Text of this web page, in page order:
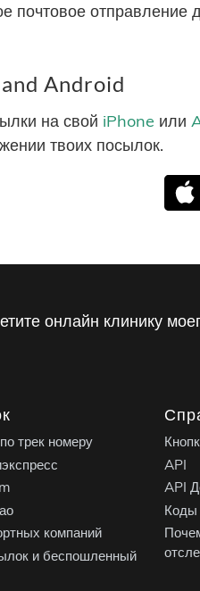
почтовое отправление
Android
на свой iPhone или
твоих посылок.
онлайн клинику
трек номеру
компаний
и беспошленный
API
API
Коды